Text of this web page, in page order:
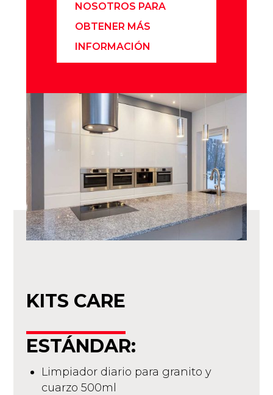
NOSOTROS PARA
OBTENER MÁS
INFORMACIÓN
KITS CARE
ESTÁNDAR:
Limpiador diario para granito y
cuarzo 500ml